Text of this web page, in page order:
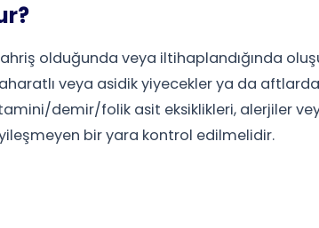
olduğunda veya iltihaplandığında
veya asidik yiyecekler ya da
demir/folik asit eksiklikleri, alerjiler
bir yara kontrol edilmelidir.